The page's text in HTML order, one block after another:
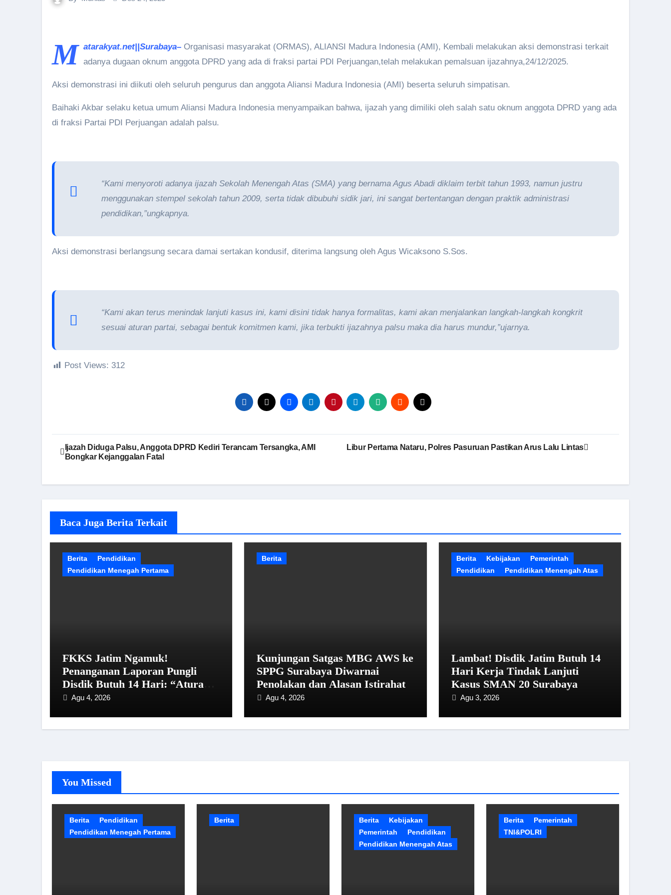
M atarakyat.net||Surabaya– Organisasi masyarakat (ORMAS), ALIANSI Madura Indonesia (AMI), Kembali melakukan aksi demonstrasi terkait
adanya dugaan oknum anggota DPRD yang ada di fraksi partai PDI Perjuangan,telah melakukan pemalsuan ijazahnya,24/12/2025.
Aksi demonstrasi ini diikuti oleh seluruh pengurus dan anggota Aliansi Madura Indonesia (AMI) beserta seluruh simpatisan.
Baihaki Akbar selaku ketua umum Aliansi Madura Indonesia menyampaikan bahwa, ijazah yang dimiliki oleh salah satu oknum anggota DPRD yang ada
di fraksi Partai PDI Perjuangan adalah palsu.
“Kami menyoroti adanya ijazah Sekolah Menengah Atas (SMA) yang bernama Agus Abadi diklaim terbit tahun 1993, namun justru
menggunakan stempel sekolah tahun 2009, serta tidak dibubuhi sidik jari, ini sangat bertentangan dengan praktik administrasi
pendidikan,”ungkapnya.
Aksi demonstrasi berlangsung secara damai sertakan kondusif, diterima langsung oleh Agus Wicaksono S.Sos.
“Kami akan terus menindak lanjuti kasus ini, kami disini tidak hanya formalitas, kami akan menjalankan langkah-langkah kongkrit
sesuai aturan partai, sebagai bentuk komitmen kami, jika terbukti ijazahnya palsu maka dia harus mundur,”ujarnya.
Post Views: 312
Navigasi
pos
Ijazah Diduga Palsu, Anggota DPRD Kediri Terancam Tersangka, AMI
Bongkar Kejanggalan Fatal
Libur Pertama Nataru, Polres Pasuruan Pastikan Arus Lalu Lintas
Baca Juga Berita Terkait
Berita
Pendidikan
Pendidikan Menegah Pertama
FKKS Jatim Ngamuk!
Penanganan Laporan Pungli
Disdik Butuh 14 Hari: “Aturan
dari Mana?”
Agu 4, 2026
Berita
Kunjungan Satgas MBG AWS ke
SPPG Surabaya Diwarnai
Penolakan dan Alasan Istirahat
Agu 4, 2026
Berita Kebijakan
Pemerintah
Pendidikan
Pendidikan Menengah Atas
Lambat! Disdik Jatim Butuh 14
Hari Kerja Tindak Lanjuti
Kasus SMAN 20 Surabaya
Agu 3, 2026
You Missed
Berita
Pendidikan
Pendidikan Menegah Pertama
Berita Berita
Kebijakan
Pemerintah
Pendidikan
Pendidikan Menengah Atas
Berita
Pemerintah
TNI&POLRI